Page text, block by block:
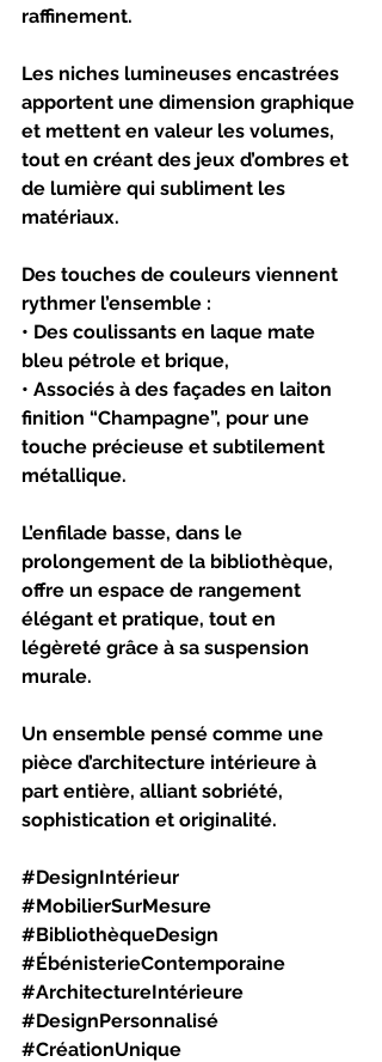
raffinement.
Les niches lumineuses encastrées
apportent une dimension graphique
et mettent en valeur les volumes,
tout en créant des jeux d’ombres et
de lumière qui subliment les
matériaux.
Des touches de couleurs viennent
rythmer l’ensemble :
• Des coulissants en laque mate
bleu pétrole et brique,
• Associés à des façades en laiton
finition “Champagne”, pour une
touche précieuse et subtilement
métallique.
L’enfilade basse, dans le
prolongement de la bibliothèque,
offre un espace de rangement
élégant et pratique, tout en
légèreté grâce à sa suspension
murale.
Un ensemble pensé comme une
pièce d’architecture intérieure à
part entière, alliant sobriété,
sophistication et originalité.
#DesignIntérieur
#MobilierSurMesure
#BibliothèqueDesign
#ÉbénisterieContemporaine
#ArchitectureIntérieure
#DesignPersonnalisé
#CréationUnique